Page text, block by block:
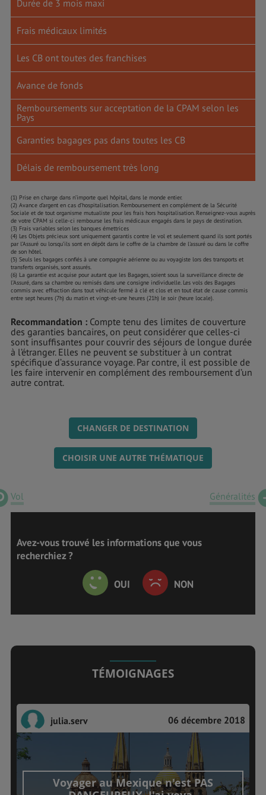
Durée de 3 mois maxi
Frais médicaux limités
Les CB ont toutes des franchises
Avance de fonds
Remboursements sur acceptation de la CPAM selon les
Pays
Garanties bagages pas dans toutes les CB
Délais de remboursement très long
(1) Prise en charge dans n’importe quel hôpital, dans le monde entier.
(2) Avance d’argent en cas d’hospitalisation. Remboursement en complément de la Sécurité
Sociale et de tout organisme mutualiste pour les frais hors hospitalisation. Renseignez-vous auprès
de votre CPAM si celle-ci rembourse les frais médicaux engagés dans le pays de destination.
(3) Frais variables selon les banques émettrices
(4) Les Objets précieux sont uniquement garantis contre le vol et seulement quand ils sont portés
par l’Assuré ou lorsqu’ils sont en dépôt dans le coffre de la chambre de l'assuré ou dans le coffre
de son hôtel.
(5) Seuls les bagages confiés à une compagnie aérienne ou au voyagiste lors des transports et
transferts organisés, sont assurés.
(6) La garantie est acquise pour autant que les Bagages, soient sous la surveillance directe de
l’Assuré, dans sa chambre ou remisés dans une consigne individuelle. Les vols des Bagages
commis avec effraction dans tout véhicule fermé à clé et clos et en tout état de cause commis
entre sept heures (7h) du matin et vingt-et-une heures (21h) le soir (heure locale).
Recommandation : Compte tenu des limites de couverture
des garanties bancaires, on peut considérer que celles-ci
sont insuffisantes pour couvrir des séjours de longue durée
à l’étranger. Elles ne peuvent se substituer à un contrat
spécifique d’assurance voyage. Par contre, il est possible de
les faire intervenir en complément des remboursement d’un
autre contrat.
CHANGER DE DESTINATION
CHOISIR UNE AUTRE THÉMATIQUE
Vol Généralités
Avez-vous trouvé les informations que vous
recherchiez ?
OUI NON
TÉMOIGNAGES
julia.serv 06 décembre 2018
Voyager au Mexique n'est PAS